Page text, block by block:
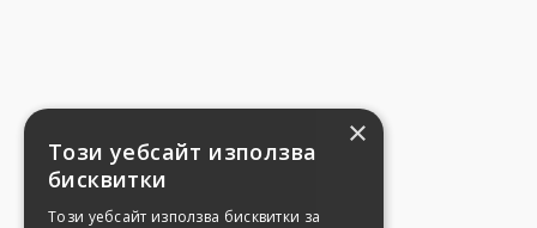
×
Този уебсайт използва
бисквитки
Този уебсайт използва бисквитки за